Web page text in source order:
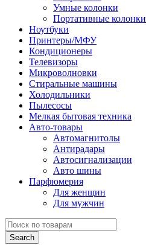
Умные колонки
Портативные колонки
Ноутбуки
Принтеры/МФУ
Кондиционеры
Телевизоры
Микроволновки
Стиральные машины
Холодильники
Пылесосы
Мелкая бытовая техника
Авто-товары
Автомагнитолы
Антирадары
Автосигнализации
Авто шины
Парфюмерия
Для женщин
Для мужчин
Search